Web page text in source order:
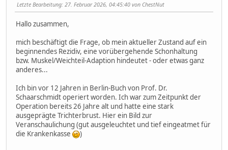
Letzte Bearbeitung: 27. Februar 2026, 04:45:40 von ChestNut
Hallo zusammen,
mich beschäftigt die Frage, ob mein aktueller Zustand auf ein
beginnendes Rezidiv, eine vorübergehende Schonhaltung
bzw. Muskel/Weichteil-Adaption hindeutet - oder etwas ganz
anderes...
Ich bin vor 12 Jahren in Berlin-Buch von Prof. Dr.
Schaarschmidt operiert worden. Ich war zum Zeitpunkt der
Operation bereits 26 Jahre alt und hatte eine stark
ausgeprägte Trichterbrust. Hier ein Bild zur
Veranschaulichung (gut ausgeleuchtet und tief eingeatmet für
die Krankenkasse
)